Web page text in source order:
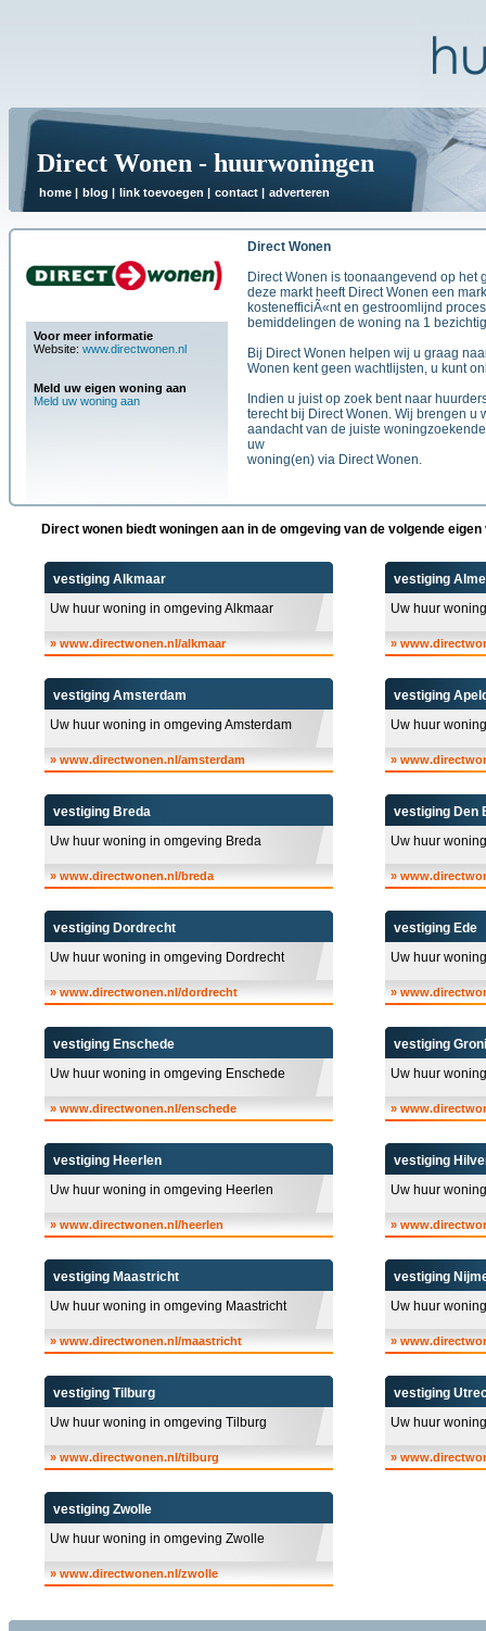
Direct Wonen - huurwoningen
home | blog | link toevoegen | contact | adverteren
Direct Wonen
Direct Wonen is toonaangevend op
deze markt heeft Direct Wonen een
kostenefficiÃ«nt en gestroomlijnd
bemiddelingen de woning na 1
Bij Direct Wonen helpen wij u graag
Wonen kent geen wachtlijsten, u kunt
Indien u juist op zoek bent naar
terecht bij Direct Wonen. Wij brengen
aandacht van de juiste
uw
woning(en) via Direct Wonen.
Voor meer informatie
Website: www.directwonen.nl
Meld uw eigen woning aan
Meld uw woning aan
Direct wonen biedt woningen aan in de omgeving van de volgende
vestiging Alkmaar
Uw huur woning in omgeving Alkmaar
» www.directwonen.nl/alkmaar
vestiging Amsterdam
Uw huur woning in omgeving Amsterdam
» www.directwonen.nl/amsterdam
vestiging Breda
Uw huur woning in omgeving Breda
» www.directwonen.nl/breda
vestiging Dordrecht
Uw huur woning in omgeving Dordrecht
» www.directwonen.nl/dordrecht
vestiging Enschede
Uw huur woning in omgeving Enschede
» www.directwonen.nl/enschede
vestiging Heerlen
Uw huur woning in omgeving Heerlen
» www.directwonen.nl/heerlen
vestiging Maastricht
Uw huur woning in omgeving Maastricht
» www.directwonen.nl/maastricht
vestiging Tilburg
Uw huur woning in omgeving Tilburg
» www.directwonen.nl/tilburg
vestiging Zwolle
Uw huur woning in omgeving Zwolle
» www.directwonen.nl/zwolle
vestiging
Uw huur
»
vestiging
Uw huur
»
vestiging Den
Uw huur
»
vestiging Ede
Uw huur
»
vestiging
Uw huur
»
vestiging
Uw huur
»
vestiging
Uw huur
»
vestiging
Uw huur
»